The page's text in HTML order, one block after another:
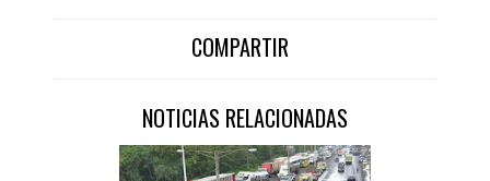
COMPARTIR
NOTICIAS RELACIONADAS